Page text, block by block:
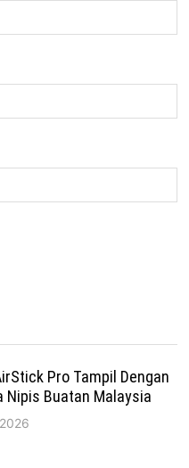
Pro Tampil Dengan
Nipis Buatan Malaysia